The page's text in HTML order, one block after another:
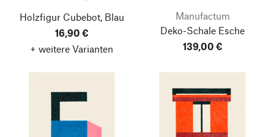
Holzfigur Cubebot, Blau
16,90 €
+ weitere Varianten
Manufactum
Deko-Schale Esche
139,00 €